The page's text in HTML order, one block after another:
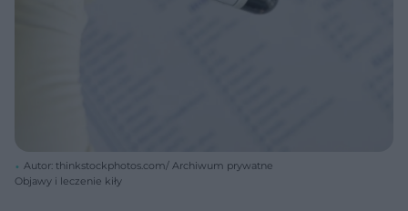
Autor: thinkstockphotos.com/ Archiwum prywatne
Objawy i leczenie kiły